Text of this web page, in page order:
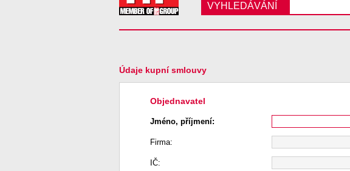
VYHLEDÁVÁNÍ
Údaje kupní smlouvy
Objednavatel
Jméno, příjmení:
Firma:
IČ: